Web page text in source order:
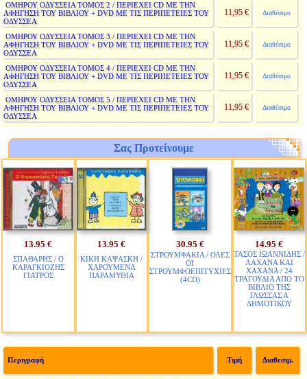
ΟΜΗΡΟΥ ΟΔΥΣΣΕΙΑ ΤΟΜΟΣ 2 / ΠΕΡΙΕΧΕΙ CD ΜΕ ΤΗΝ
ΑΦΗΓΗΣΗ ΤΟΥ ΒΙΒΛΙΟΥ + DVD ΜΕ ΤΙΣ ΠΕΡΙΠΕΤΕΙΕΣ ΤΟΥ
ΟΔΥΣΣΕΑ
11,95 € Διαθέσιμο
ΟΜΗΡΟΥ ΟΔΥΣΣΕΙΑ ΤΟΜΟΣ 3 / ΠΕΡΙΕΧΕΙ CD ΜΕ ΤΗΝ
ΑΦΗΓΗΣΗ ΤΟΥ ΒΙΒΛΙΟΥ + DVD ΜΕ ΤΙΣ ΠΕΡΙΠΕΤΕΙΕΣ ΤΟΥ
ΟΔΥΣΣΕΑ
11,95 € Διαθέσιμο
ΟΜΗΡΟΥ ΟΔΥΣΣΕΙΑ ΤΟΜΟΣ 4 / ΠΕΡΙΕΧΕΙ CD ΜΕ ΤΗΝ
ΑΦΗΓΗΣΗ ΤΟΥ ΒΙΒΛΙΟΥ + DVD ΜΕ ΤΙΣ ΠΕΡΙΠΕΤΕΙΕΣ ΤΟΥ
ΟΔΥΣΣΕΑ
11,95 € Διαθέσιμο
ΟΜΗΡΟΥ ΟΔΥΣΣΕΙΑ ΤΟΜΟΣ 5 / ΠΕΡΙΕΧΕΙ CD ΜΕ ΤΗΝ
ΑΦΗΓΗΣΗ ΤΟΥ ΒΙΒΛΙΟΥ + DVD ΜΕ ΤΙΣ ΠΕΡΙΠΕΤΕΙΕΣ ΤΟΥ
ΟΔΥΣΣΕΑ
11,95 € Διαθέσιμο
Σας Προτείνουμε
13.95 €
ΣΠΑΘΑΡΗΣ / Ο
ΚΑΡΑΓΚΙΟΖΗΣ
ΓΙΑΤΡΟΣ
13.95 €
ΚΙΚΗ ΚΑΨΑΣΚΗ /
ΧΑΡΟΥΜΕΝΑ
ΠΑΡΑΜΥΘΙΑ
30.95 €
ΣΤΡΟΥΜΦΑΚΙΑ / ΟΛΕΣ
ΟΙ
ΣΤΡΟΥΜΦΟΕΠΙΤΥΧΙΕΣ
(4CD)
14.95 €
ΤΑΣΟΣ ΙΩΑΝΝΙΔΗΣ /
ΛΑΧΑΝΑ ΚΑΙ
ΧΑΧΑΝΑ / 24
ΤΡΑΓΟΥΔΙΑ ΑΠΟ ΤΟ
ΒΙΒΛΙΟ ΤΗΣ
ΓΛΩΣΣΑΣ Α
ΔΗΜΟΤΙΚΟΥ
Περιγραφή Τιμή Διαθεσιμ.